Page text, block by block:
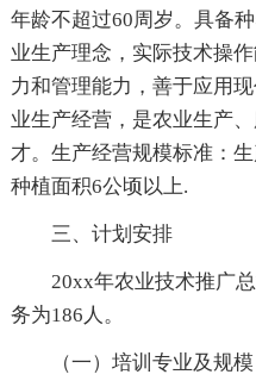
年龄不超过60周岁。具备
业生产理念，实际技术操
力和管理能力，善于应用
业生产经营，是农业生产
才。生产经营规模标准：
种植面积6公顷以上.
三、计划安排
20xx年农业技术推广
务为186人。
（一）培训专业及规模